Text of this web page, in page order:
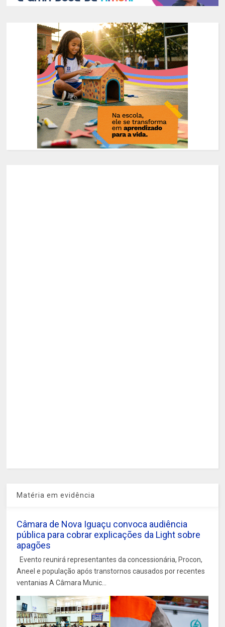
Matéria em evidência
Câmara de Nova Iguaçu convoca audiência
pública para cobrar explicações da Light sobre
apagões
Evento reunirá representantes da concessionária, Procon,
Aneel e população após transtornos causados por recentes
ventanias A Câmara Munic...